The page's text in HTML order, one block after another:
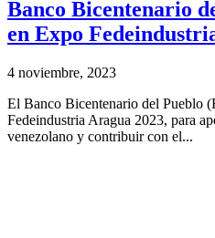
Banco Bicentenario
en Expo
4 noviembre, 2023
El Banco Bicentenario del Pueblo
Fedeindustria Aragua 2023, para
venezolano y contribuir con el...